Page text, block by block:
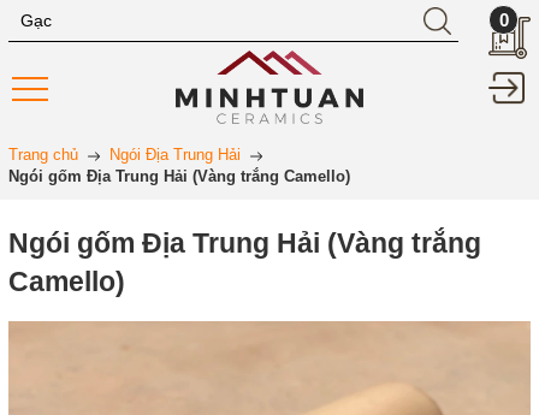
0
Trang chủ
Ngói Địa Trung Hải
Ngói gốm Địa Trung Hải (Vàng trắng Camello)
Ngói gốm Địa Trung Hải (Vàng trắng
Camello)